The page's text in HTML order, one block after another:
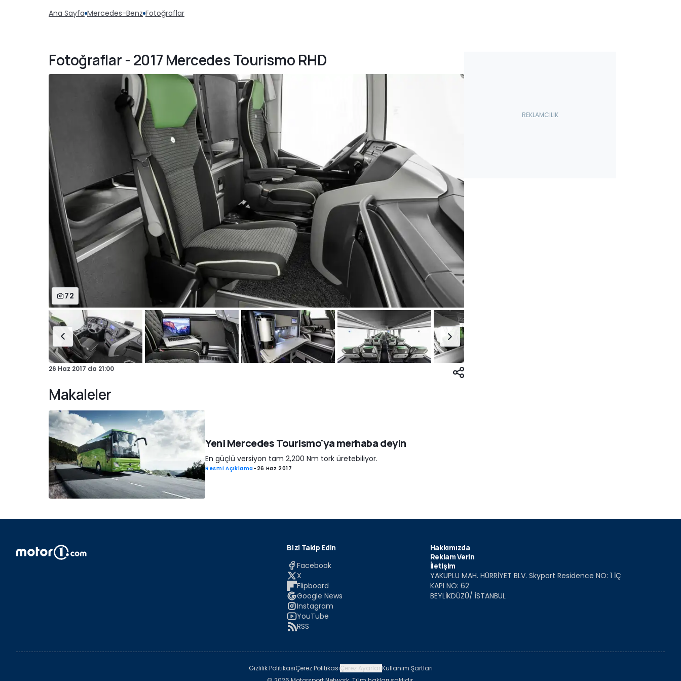
Ana Sayfa Mercedes-Benz Fotoğraflar
Fotoğraflar - 2017 Mercedes Tourismo RHD
72
26 Haz 2017 da 21:00
Makaleler
Yeni Mercedes Tourismo'ya merhaba deyin
En güçlü versiyon tam 2,200 Nm tork üretebiliyor.
Resmi Açıklama- 26 Haz 2017
Bizi Takip Edin
Facebook
X
Flipboard
Google News
Instagram
YouTube
RSS
Hakkımızda
Reklam Verin
İletişim
YAKUPLU MAH. HÜRRİYET BLV. Skyport Residence NO: 1 İÇ
KAPI NO: 62
BEYLİKDÜZÜ/ İSTANBUL
Gizlilik PolitikasıÇerez PolitikasıÇerez AyarlarıKullanım Şartları